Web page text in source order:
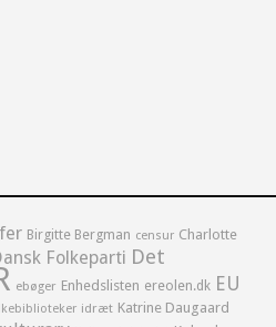
Birgitte Bergman censur Charlotte
Folkeparti Det
ebøger Enhedslisten ereolen.dk EU
idræt Katrine Daugaard